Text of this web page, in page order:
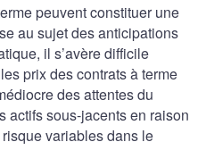
peuvent constituer une
au sujet des anticipations
il s’avère difficile
prix des contrats à terme
des attentes du
actifs sous-jacents en raison
variables dans le